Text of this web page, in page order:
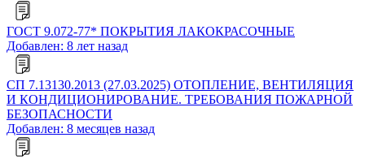
ГОСТ 9.072-77* ПОКРЫТИЯ ЛАКОКРАСОЧНЫЕ
Добавлен: 8 лет назад
СП 7.13130.2013 (27.03.2025) ОТОПЛЕНИЕ, ВЕНТИЛЯЦИЯ
И КОНДИЦИОНИРОВАНИЕ. ТРЕБОВАНИЯ ПОЖАРНОЙ
БЕЗОПАСНОСТИ
Добавлен: 8 месяцев назад